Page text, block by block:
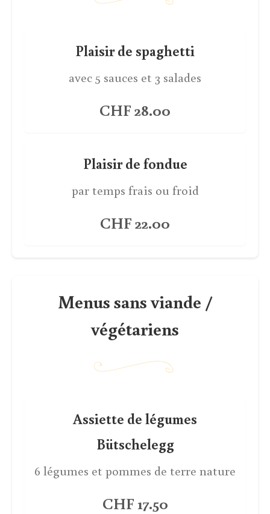
Plaisir de spaghetti
avec 5 sauces et 3 salades
CHF 28.00
Plaisir de fondue
par temps frais ou froid
CHF 22.00
Menus sans viande /
végétariens
Assiette de légumes
Bütschelegg
6 légumes et pommes de terre nature
CHF 17.50